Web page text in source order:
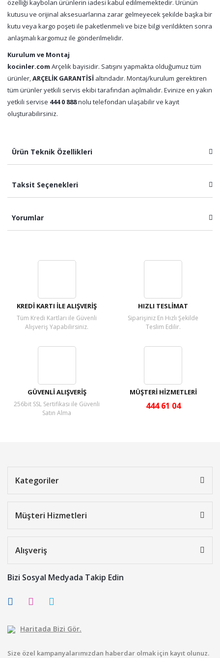
özelliği kaybolan ürünlerin iadesi kabul edilmemektedir. Ürünün
kutusu ve orijinal aksesuarlarına zarar gelmeyecek şekilde başka bir
kutu veya kargo poşeti ile paketlenmeli ve bize bilgi verildikten sonra
anlaşmalı kargomuz ile gönderilmelidir.
Kurulum ve Montaj
kocinler.com Arçelik bayisidir. Satışını yapmakta olduğumuz tüm
ürünler,ARÇELİK GARANTİSİ altındadır. Montaj/kurulum gerektiren
tüm ürünler yetkili servis ekibi tarafından açılmalıdır. Evinize en yakın
yetkili servise 444 0 888nolu telefondan ulaşabilir ve kayıt
oluşturabilirsiniz.
Ürün Teknik Özellikleri
Taksit Seçenekleri
Yorumlar
KREDİ KARTI İLE ALIŞVERİŞ
Tüm Kredi Kartları ile Güvenli
Alışveriş Yapabilirsiniz.
HIZLI TESLİMAT
Siparişiniz En Hızlı Şekilde
Teslim Edilir.
GÜVENLİ ALIŞVERİŞ
256bit SSL Sertifikası ile Güvenli
Satın Alma
MÜŞTERİ HİZMETLERİ
444 61 04
Kategoriler
Müşteri Hizmetleri
Alışveriş
Bizi Sosyal Medyada Takip Edin
Haritada Bizi Gör.
Size özel kampanyalarımızdan haberdar olmak için kayıt olunuz.